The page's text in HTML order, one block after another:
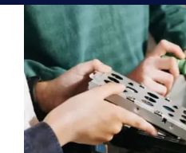
Datenrettung
Datenrettung-Wissen
Über uns